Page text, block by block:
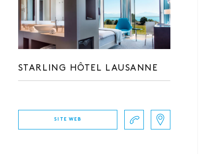
STARLING HÔTEL LAUSANNE
SITE WEB